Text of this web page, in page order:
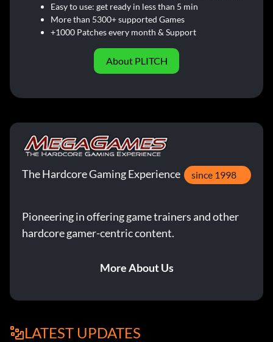
Easy to use: get ready in less than 5 min
More than 5300+ supported Games
+1000 Patches every month & Support
About PLITCH
The Hardcore Gaming Experience since 1998
Pioneering in offering game trainers and other
hardcore gamer-centric content.
More About Us
LATEST UPDATES